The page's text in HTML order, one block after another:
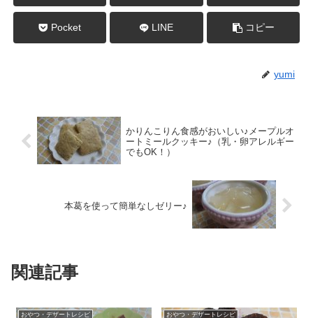
Pocket LINE コピー
yumi
かりんこりん食感がおいしい♪メープルオ
ートミールクッキー♪（乳・卵アレルギー
でもOK！）
本葛を使って簡単なしゼリー♪
関連記事
おやつ・デザートレシピ おやつ・デザートレシピ